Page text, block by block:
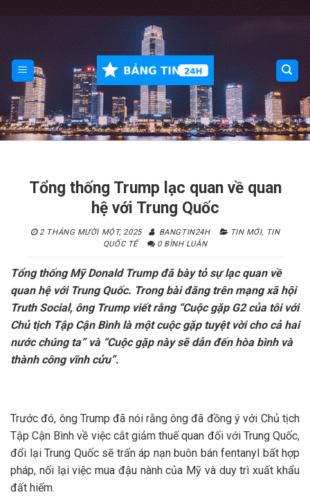
Skip
to
content
Tổng thống Trump lạc quan về quan
hệ với Trung Quốc
2 THÁNG MƯỜI MỘT, 2025 BANGTIN24H TIN MỚI, TIN
QUỐC TẾ
0 BÌNH LUẬN
Tổng thống Mỹ Donald Trump đã bày tỏ sự lạc quan về
quan hệ với Trung Quốc. Trong bài đăng trên mạng xã hội
Truth Social, ông Trump viết rằng “Cuộc gặp G2 của tôi với
Chủ tịch Tập Cận Bình là một cuộc gặp tuyệt vời cho cả hai
nước chúng ta” và “Cuộc gặp này sẽ dẫn đến hòa bình và
thành công vĩnh cửu”.
Trước đó, ông Trump đã nói rằng ông đã đồng ý với Chủ tịch
Tập Cận Bình về việc cắt giảm thuế quan đối với Trung Quốc,
đổi lại Trung Quốc sẽ trấn áp nạn buôn bán fentanyl bất hợp
pháp, nối lại việc mua đậu nành của Mỹ và duy trì xuất khẩu
đất hiếm.